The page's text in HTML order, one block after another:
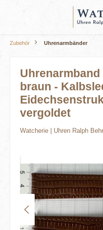
Zubehör Uhrenarmbänder
Uhrenarmband
braun -
vergoldet
Watcherie | Uhren Ralph Behr